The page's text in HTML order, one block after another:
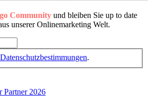
Community und bleiben Sie up to date
unserer Onlinemarketing Welt.
Datenschutzbestimmungen.